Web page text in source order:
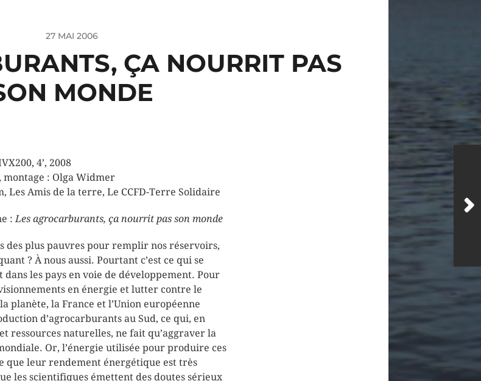
27 MAI 2006
ÇA NOURRIT PAS
MONDE
4’, 2008
montage : Olga Widmer
Les Amis de la terre, Le CCFD-Terre Solidaire
:Les agrocarburants, ça nourrit pas son monde
des plus pauvres pour remplir nos réservoirs,
? À nous aussi. Pourtant c’est ce qui se
dans les pays en voie de développement. Pour
en énergie et lutter contre le
planète, la France et l’Union européenne
d’agrocarburants au Sud, ce qui, en
ressources naturelles, ne fait qu’aggraver la
Or, l’énergie utilisée pour produire ces
que leur rendement énergétique est très
les scientifiques émettent des doutes sérieux